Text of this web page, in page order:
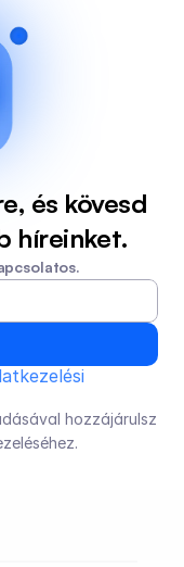
és kövesd
híreinket.
hozzájárulsz